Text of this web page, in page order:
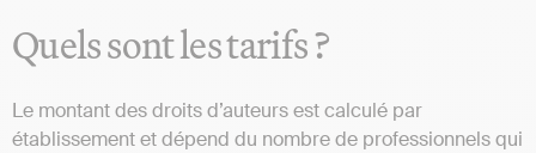
Quels sont les tarifs ?
Le montant des droits d’auteurs est calculé par
établissement et dépend du nombre de professionnels qui